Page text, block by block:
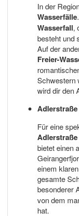
In der
Wasserfälle
Wasserfall,
besteht und
Auf der
Freier-
Schwestern
wird dir den
Für eine
Adlerstraße
bietet einen
einem
gesamte
besonderer
von dem
hat.